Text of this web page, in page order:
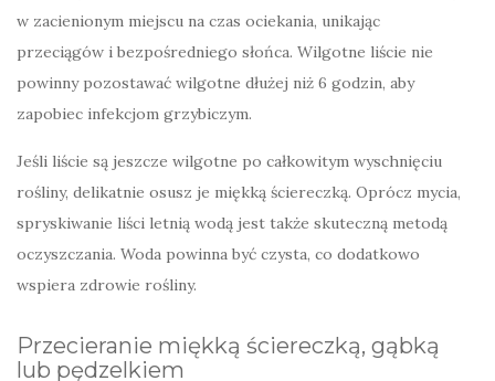
w zacienionym miejscu na czas ociekania, unikając
przeciągów i bezpośredniego słońca. Wilgotne liście nie
powinny pozostawać wilgotne dłużej niż 6 godzin, aby
zapobiec infekcjom grzybiczym.
Jeśli liście są jeszcze wilgotne po całkowitym wyschnięciu
rośliny, delikatnie osusz je miękką ściereczką. Oprócz mycia,
spryskiwanie liści letnią wodą jest także skuteczną metodą
oczyszczania. Woda powinna być czysta, co dodatkowo
wspiera zdrowie rośliny.
Przecieranie miękką ściereczką, gąbką
lub pędzelkiem